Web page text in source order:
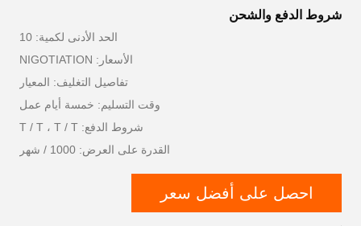
شروط الدفع والشحن
الحد الأدنى لكمية: 10
الأسعار: NIGOTIATION
تفاصيل التغليف: المعيار
وقت التسليم: خمسة أيام عمل
شروط الدفع: T / T ، T / T
القدرة على العرض: 1000 / شهر
احصل على أفضل سعر